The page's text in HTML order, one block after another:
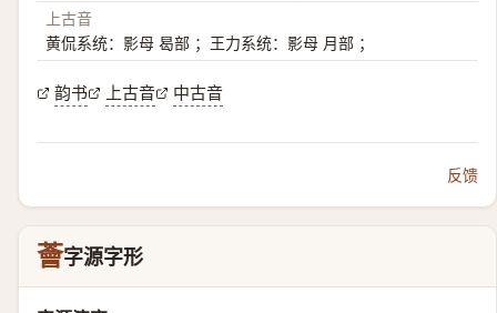
上古音
黄侃系统：影母 曷部 ；王力系统：影母 月部 ；
韵书 上古音 中古音
反馈
薈字源字形